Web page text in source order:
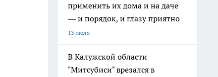
применить их дома и на даче
— и порядок, и глазу приятно
13 июля
В Калужской области
"Митсубиси" врезался в